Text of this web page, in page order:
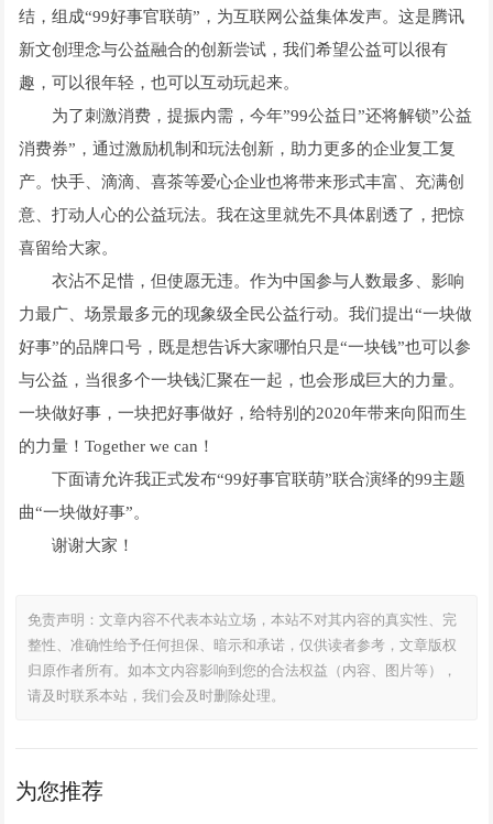
结，组成“99好事官联萌”，为互联网公益集体发声。这是腾讯
新文创理念与公益融合的创新尝试，我们希望公益可以很有
趣，可以很年轻，也可以互动玩起来。
为了刺激消费，提振内需，今年”99公益日”还将解锁”公益
消费券”，通过激励机制和玩法创新，助力更多的企业复工复
产。快手、滴滴、喜茶等爱心企业也将带来形式丰富、充满创
意、打动人心的公益玩法。我在这里就先不具体剧透了，把惊
喜留给大家。
衣沾不足惜，但使愿无违。作为中国参与人数最多、影响
力最广、场景最多元的现象级全民公益行动。我们提出“一块做
好事”的品牌口号，既是想告诉大家哪怕只是“一块钱”也可以参
与公益，当很多个一块钱汇聚在一起，也会形成巨大的力量。
一块做好事，一块把好事做好，给特别的2020年带来向阳而生
的力量！Together we can！
下面请允许我正式发布“99好事官联萌”联合演绎的99主题
曲“一块做好事”。
谢谢大家！
免责声明：文章内容不代表本站立场，本站不对其内容的真实性、完
整性、准确性给予任何担保、暗示和承诺，仅供读者参考，文章版权
归原作者所有。如本文内容影响到您的合法权益（内容、图片等），
请及时联系本站，我们会及时删除处理。
为您推荐